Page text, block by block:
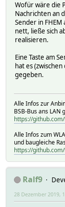
Wofür wäre die
Nachrichten an
Sender in
nett, ließe sich
realisieren.
Eine Taste am
hat es
gegeben.
Alle Infos zur
BSB-Bus ans LAN
https://
Alle Infos zum
und baugleiche
https://
Ralf9
28 Dezember 2019,